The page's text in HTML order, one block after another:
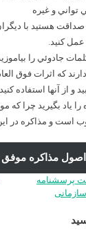
تواني و غیره
هستيد با
کنيد.
جادوئي ­را
که اثرات فوق
و از آنها استفاده کنيد.
را ياد بگيريد چرا که
است و مذاکره در
مذاکره موفق
پرسشنامه